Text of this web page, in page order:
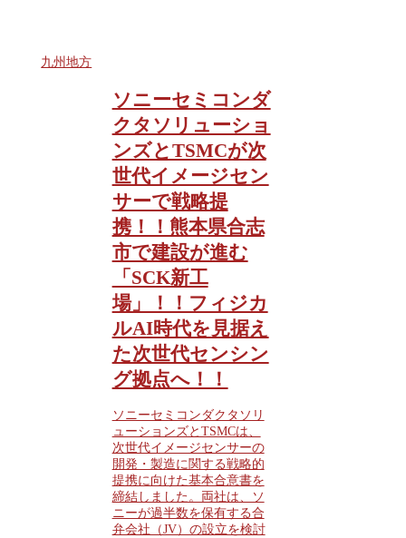
九州地方
ソニーセミコンダ
クタソリューショ
ンズとTSMCが次
世代イメージセン
サーで戦略提
携！！熊本県合志
市で建設が進む
「SCK新工
場」！！フィジカ
ルAI時代を見据え
た次世代センシン
グ拠点へ！！
ソニーセミコンダクタソリ
ューションズとTSMCは、
次世代イメージセンサーの
開発・製造に関する戦略的
提携に向けた基本合意書を
締結しました。両社は、ソ
ニーが過半数を保有する合
弁会社（JV）の設立を検討